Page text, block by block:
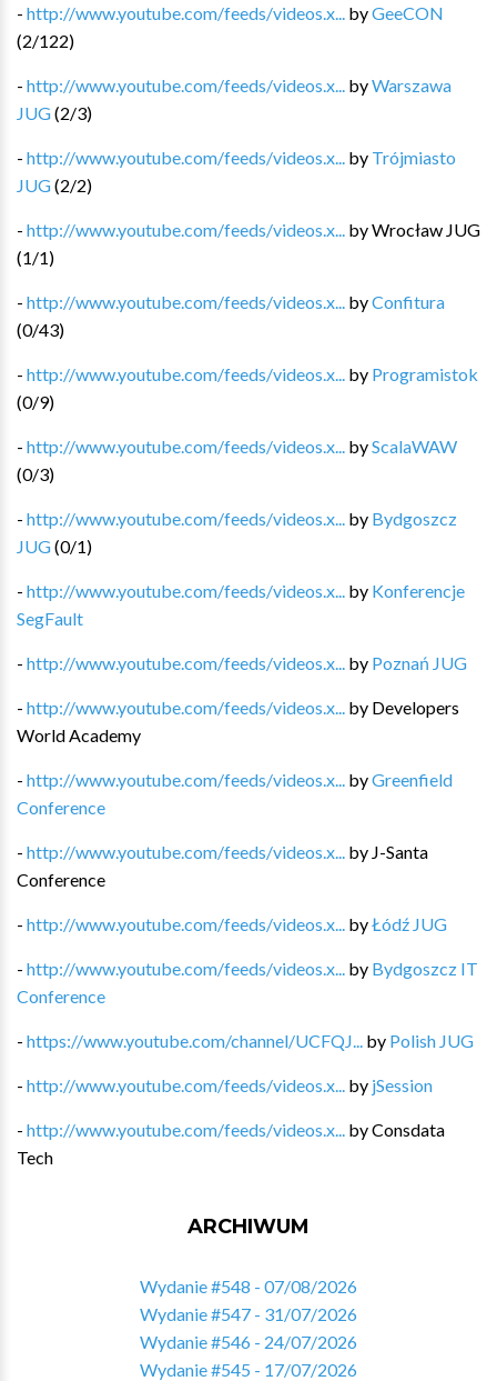
- http://www.youtube.com/feeds/videos.x... byGeeCON
(2/122)
- http://www.youtube.com/feeds/videos.x... byWarszawa
JUG(2/3)
- http://www.youtube.com/feeds/videos.x... by Trójmiasto
JUG(2/2)
- http://www.youtube.com/feeds/videos.x... byWrocław JUG
(1/1)
- http://www.youtube.com/feeds/videos.x... byConfitura
(0/43)
- http://www.youtube.com/feeds/videos.x... by Programistok
(0/9)
- http://www.youtube.com/feeds/videos.x... byScalaWAW
(0/3)
- http://www.youtube.com/feeds/videos.x... by Bydgoszcz
JUG(0/1)
- http://www.youtube.com/feeds/videos.x... by Konferencje
SegFault
- http://www.youtube.com/feeds/videos.x... by Poznań JUG
- http://www.youtube.com/feeds/videos.x... by Developers
World Academy
- http://www.youtube.com/feeds/videos.x... byGreenfield
Conference
- http://www.youtube.com/feeds/videos.x... by J-Santa
Conference
- http://www.youtube.com/feeds/videos.x... byŁódź JUG
- http://www.youtube.com/feeds/videos.x... by Bydgoszcz IT
Conference
- https://www.youtube.com/channel/UCFQJ... by Polish JUG
- http://www.youtube.com/feeds/videos.x... by jSession
- http://www.youtube.com/feeds/videos.x... byConsdata
Tech
ARCHIWUM
Wydanie #548 - 07/08/2026
Wydanie #547 - 31/07/2026
Wydanie #546 - 24/07/2026
Wydanie #545 - 17/07/2026